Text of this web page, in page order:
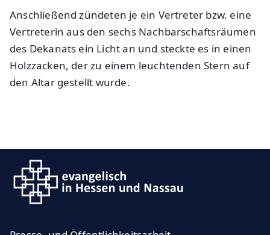
Anschließend zündeten je ein Vertreter bzw. eine
Vertreterin aus den sechs Nachbarschaftsräumen
des Dekanats ein Licht an und steckte es in einen
Holzzacken, der zu einem leuchtenden Stern auf
den Altar gestellt wurde.